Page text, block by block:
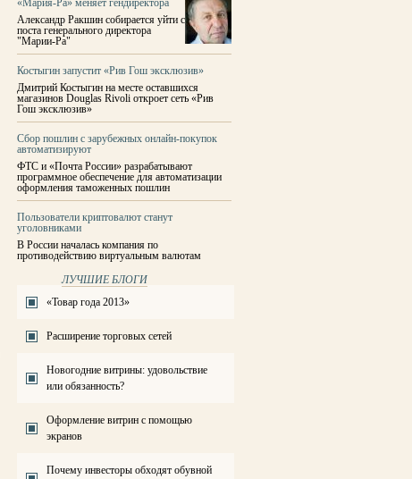
«Мария-Ра» меняет гендиректора
Александр Ракшин собирается уйти с
поста генерального директора
"Марии-Ра"
Костыгин запустит «Рив Гош эксклюзив»
Дмитрий Костыгин на месте оставшихся
магазинов Douglas Rivoli откроет сеть «Рив
Гош эксклюзив»
Сбор пошлин с зарубежных онлайн-покупок
автоматизируют
ФТС и «Почта России» разрабатывают
программное обеспечение для автоматизации
оформления таможенных пошлин
Пользователи криптовалют станут
уголовниками
В России началась компания по
противодействию виртуальным валютам
ЛУЧШИЕ БЛОГИ
«Товар года 2013»
Расширение торговых сетей
Новогодние витрины: удовольствие
или обязанность?
Оформление витрин с помощью
экранов
Почему инвесторы обходят обувной